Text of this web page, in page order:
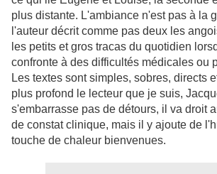
plus distante. L'ambiance n'est pas à la
l'auteur décrit comme pas deux les
les petits et gros tracas du quotidien
confronte à des difficultés médicales ou
Les textes sont simples, sobres, directs
plus profond le lecteur que je suis,
s'embarrasse pas de détours, il va droit
de constat clinique, mais il y ajoute de
touche de chaleur bienvenues.